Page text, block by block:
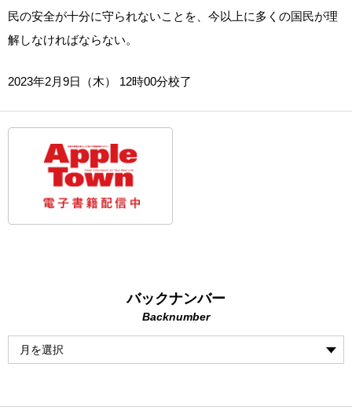
民の安全が十分に守られないことを、今以上に多くの国民が理
解しなければならない。
2023年2月9日（木） 12時00分校了
バックナンバー
Backnumber